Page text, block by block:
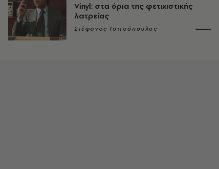
Vinyl: στα όρια της φετιχιστικής
λατρείας
Στέφανος Τσιτσόπουλος